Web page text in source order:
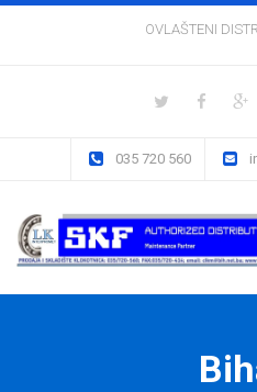
OVLAŠTENI
035 720 560